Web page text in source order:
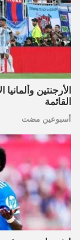
الأرجنتين
القائمة
أسبوعين مضت